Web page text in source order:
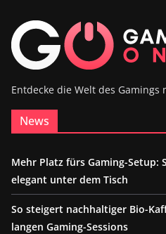
Entdecke die Welt des Gamings
News
Mehr Platz fürs Gaming-Setup:
elegant unter dem Tisch
So steigert nachhaltiger Bio-
langen Gaming-Sessions